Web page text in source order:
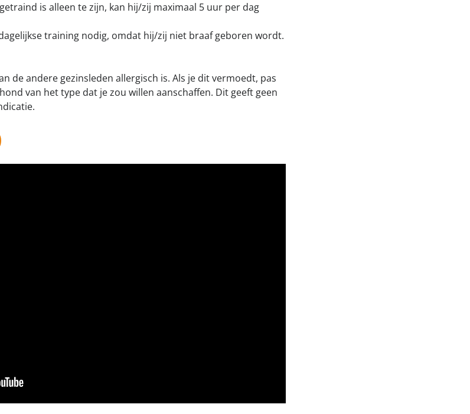
is alleen te zijn, kan hij/zij maximaal 5 uur per dag
training nodig, omdat hij/zij niet braaf geboren wordt.
de andere gezinsleden allergisch is. Als je dit vermoedt, pas
van het type dat je zou willen aanschaffen. Dit geeft geen